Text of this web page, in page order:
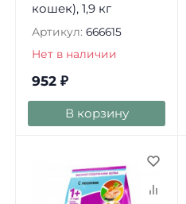
кошек), 1,9 кг
Артикул: 666615
Нет в наличии
952 ₽
В корзину